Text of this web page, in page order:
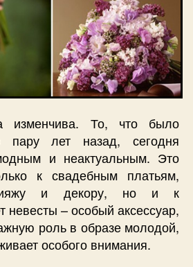
изменчива. То, что было
пару лет назад, сегодня
и неактуальным. Это
к свадебным платьям,
и декору, но и к
невесты – особый аксессуар,
роль в образе молодой,
особого внимания.